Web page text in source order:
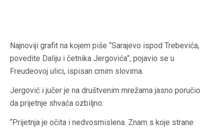
Najnoviji grafit na kojem piše “Sarajevo ispod Trebevića,
povedite Daliju i četnika Jergovića”, pojavio se u
Freudeovoj ulici, ispisan crnim slovima.
Jergović i jučer je na društvenim mrežama jasno poručio
da prijetnje shvaća ozbiljno:
“Prijetnja je očita i nedvosmislena. Znam s koje strane